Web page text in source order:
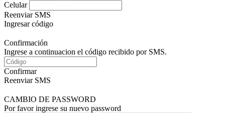
Celular
Reenviar SMS
Ingresar código
Confirmación
Ingrese a continuacion el código recibido por SMS.
Confirmar
Reenviar SMS
CAMBIO DE PASSWORD
Por favor ingrese su nuevo password